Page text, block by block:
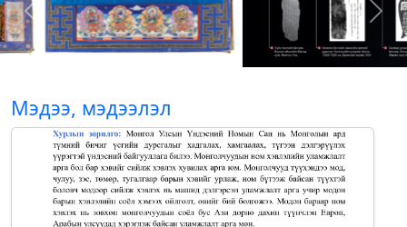
Previous Next
Мэдээ, мэдээлэл